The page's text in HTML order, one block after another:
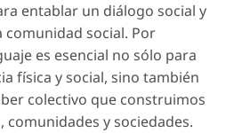
entablar un diálogo social y
social. Por
es esencial no sólo para
física y social, sino también
colectivo que construimos
comunidades y sociedades.